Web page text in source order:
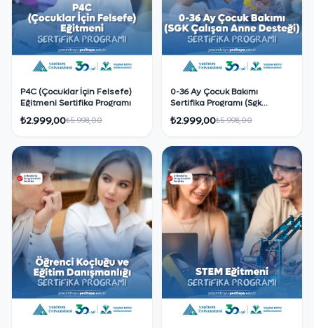
P4C (Çocuklar İçin Felsefe)
Eğitmeni Sertifika Programı
₺2.999,00₺5.998,00
0-36 Ay Çocuk Bakımı
Sertifika Programı (Sgk
Çalışan Anne Desteği)
₺2.999,00₺5.998,00